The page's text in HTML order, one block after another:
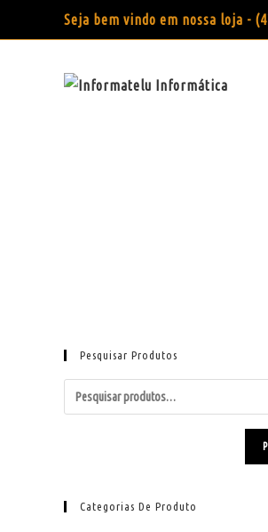
Seja bem vindo em nossa loja -
Pesquisar Produtos
Categorias De Produto